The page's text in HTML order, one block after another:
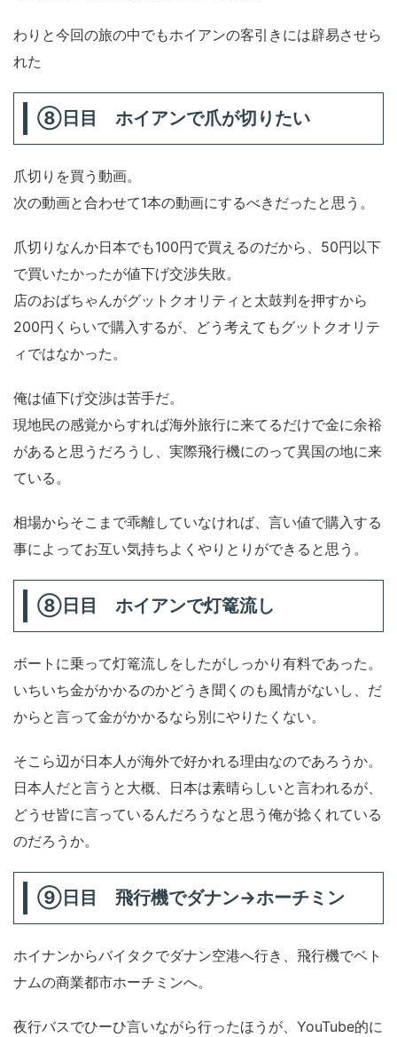
わりと今回の旅の中でもホイアンの客引きには辟易させら
れた
⑧日目 ホイアンで爪が切りたい
爪切りを買う動画。
次の動画と合わせて1本の動画にするべきだったと思う。
爪切りなんか日本でも100円で買えるのだから、50円以下
で買いたかったが値下げ交渉失敗。
店のおばちゃんがグットクオリティと太鼓判を押すから
200円くらいで購入するが、どう考えてもグットクオリテ
ィではなかった。
俺は値下げ交渉は苦手だ。
現地民の感覚からすれば海外旅行に来てるだけで金に余裕
があると思うだろうし、実際飛行機にのって異国の地に来
ている。
相場からそこまで乖離していなければ、言い値で購入する
事によってお互い気持ちよくやりとりができると思う。
⑧日目 ホイアンで灯篭流し
ボートに乗って灯篭流しをしたがしっかり有料であった。
いちいち金がかかるのかどうき聞くのも風情がないし、だ
からと言って金がかかるなら別にやりたくない。
そこら辺が日本人が海外で好かれる理由なのであろうか。
日本人だと言うと大概、日本は素晴らしいと言われるが、
どうせ皆に言っているんだろうなと思う俺が捻くれている
のだろうか。
⑨日目 飛行機でダナン→ホーチミン
ホイナンからバイタクでダナン空港へ行き、飛行機でベト
ナムの商業都市ホーチミンへ。
夜行バスでひーひ言いながら行ったほうが、YouTube的に